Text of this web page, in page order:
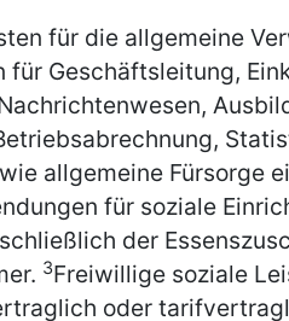
für die allgemeine
für Geschäftsleitung,
allgemeine Fürsorge
für soziale
der
3Freiwillige soziale
oder